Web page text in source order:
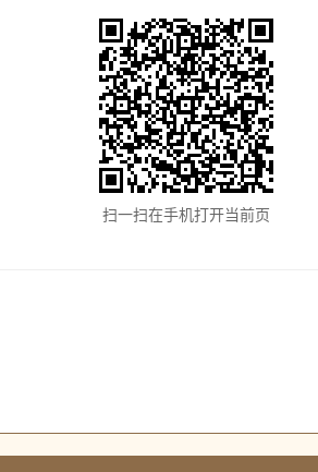
扫一扫在手机打开当前页